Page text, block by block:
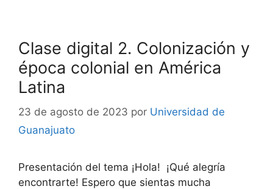
Clase digital 2. Colonización y
época colonial en América
Latina
23 de agosto de 2023 por Universidad de
Guanajuato
Presentación del tema ¡Hola! ¡Qué alegría
encontrarte! Espero que sientas mucha